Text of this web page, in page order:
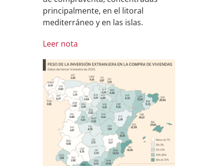
principalmente, en el litoral
mediterráneo y en las islas.
Leer nota